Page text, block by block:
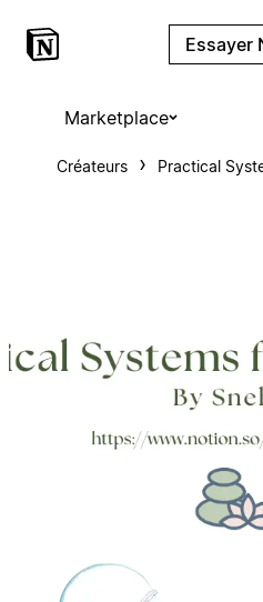
Essayer
Marketplace
Créateurs Practical